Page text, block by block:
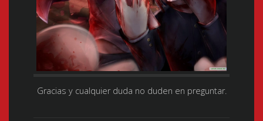
Gracias y cualquier duda no duden en preguntar.